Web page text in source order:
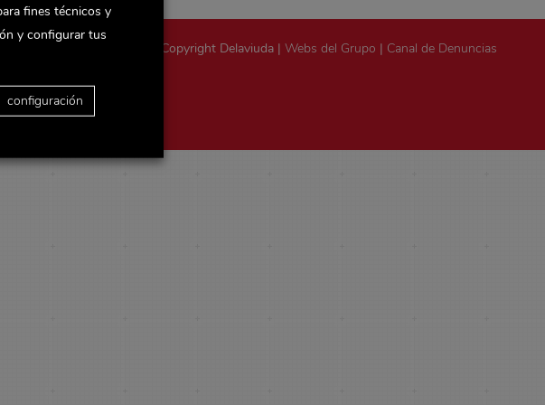
Copyright Delaviuda | Webs del Grupo | Canal de Denuncias
fines técnicos y
y configurar tus
configuración